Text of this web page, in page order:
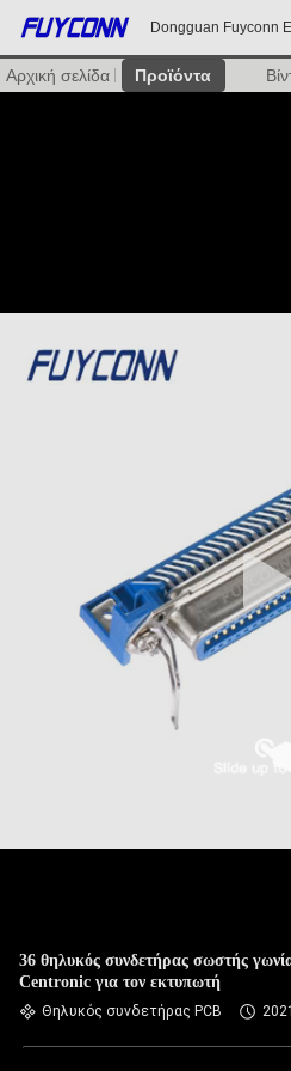
Dongguan Fuyconn
Αρχική σελίδα Προϊόντα
36 θηλυκός συνδετήρας σωστής
Centronic για τον εκτυπωτή
Θηλυκός συνδετήρας PCB